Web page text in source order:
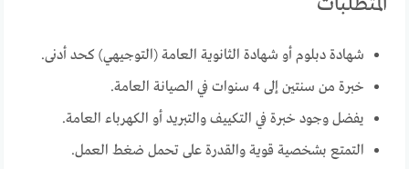
شهادة دبلوم أو شهادة الثانوية العامة (التوجيهي) كحد أدنى.
خبرة من سنتين إلى 4 سنوات في الصيانة العامة.
يفضل وجود خبرة في التكييف والتبريد أو الكهرباء العامة.
التمتع بشخصية قوية والقدرة على تحمل ضغط العمل.